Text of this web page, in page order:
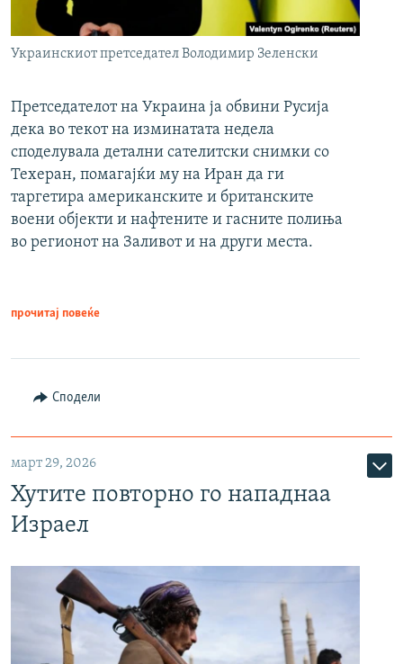
Украинскиот претседател Володимир Зеленски
Претседателот на Украина ја обвини Русија
дека во текот на изминатата недела
споделувала детални сателитски снимки со
Техеран, помагајќи му на Иран да ги
таргетира американските и британските
воени објекти и нафтените и гасните полиња
во регионот на Заливот и на други места.
прочитај повеќе
Сподели
март 29, 2026
Хутите повторно го нападнаа
Израел